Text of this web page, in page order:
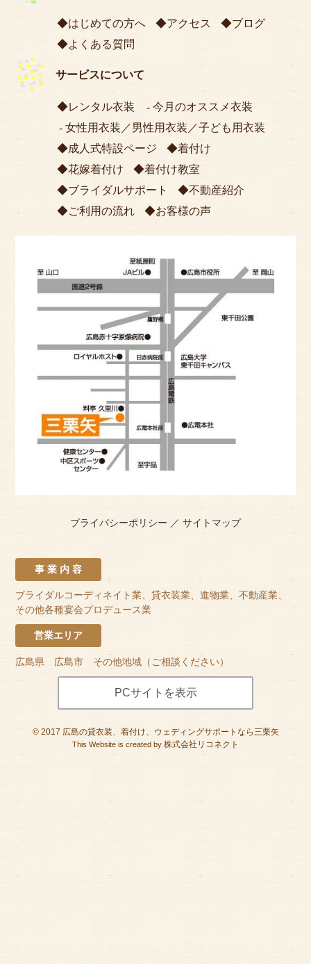
はじめての方へ アクセス
ブログ
よくある質問
サービスについて
レンタル衣装
今月のオススメ衣装
女性用衣装 ／男性用衣装 ／子ども用衣装
成人式特設ページ
着付け
花嫁着付け
着付け教室
ブライダルサポート
不動産紹介
ご利用の流れ
お客様の声
プライバシーポリシー ／ サイトマップ
事 業 内 容
ブライダルコーディネイト業、貸衣装業、進物業、不動産業、
その他各種宴会プロデュース業
営業エリア
広島県 広島市 その他地域（ご相談ください）
PCサイトを表示
© 2017 広島の貸衣装、着付け、ウェディングサポートなら三栗矢
This Website is created by 株式会社リコネクト